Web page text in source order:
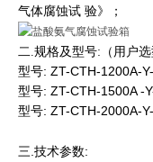
气体腐蚀试 验》；
二.规格及型号:（用户选
型号: ZT-CTH-1200A-
型号: ZT-CTH-1500A -
型号: ZT-CTH-2000A-
三.技术参数: